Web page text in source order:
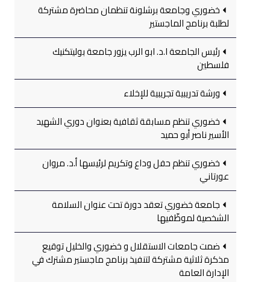
خضوري وجامعة برشلونة تنظمان محاضرة مشتركة
لطلبة برنامج الماجستير
رئيس الجامعة ا.د. ابو الرب يزور جامعة بوليتكنيك
فلسطين
ورشة تدريبية تجريبية للإخلاء
خضوري تنظم مسابقة ثقافية بعنوان دوري الشهيد
الأسير ناصر أبو حميد
خضوري تنظم حفل وداع وتكريم لرئيسها أ.د. مروان
عورتاني
جامعة خضوري تعقد دورة تحت عنوان السلامة
الشخصية لموظّفيها
ضمت جامعات الاستقلال و خضوري والخليل توقيع
مذكرة ثلاثية مشتركة لتنفيذ برنامج ماجستير مشترك في
الإدارة العامة